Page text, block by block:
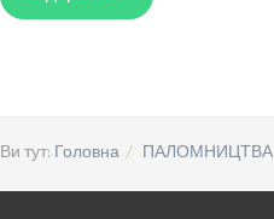
Ви тут: Головна ПАЛОМНИЦТВА